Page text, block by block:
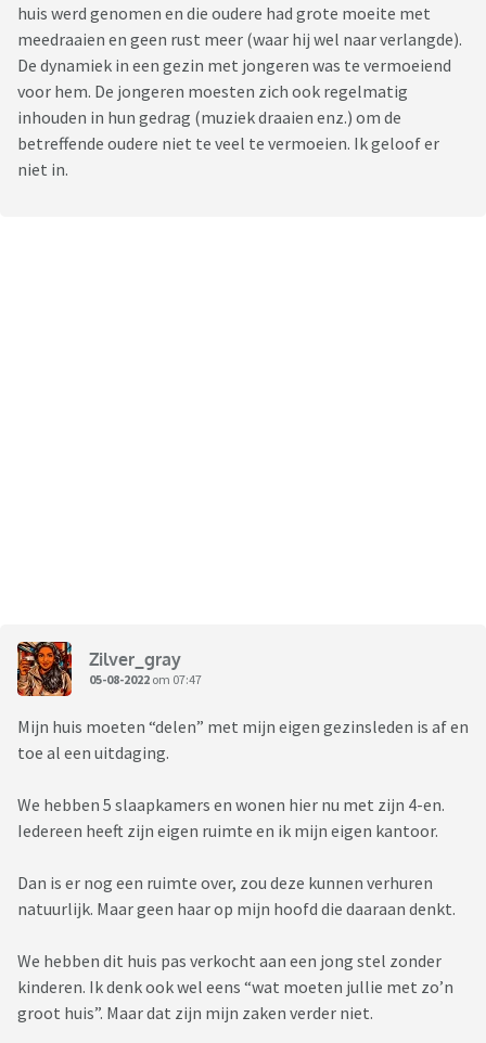
huis werd genomen en die oudere had grote moeite met
meedraaien en geen rust meer (waar hij wel naar verlangde).
De dynamiek in een gezin met jongeren was te vermoeiend
voor hem. De jongeren moesten zich ook regelmatig
inhouden in hun gedrag (muziek draaien enz.) om de
betreffende oudere niet te veel te vermoeien. Ik geloof er
niet in.
Zilver_gray
05-08-2022 om 07:47
Mijn huis moeten “delen” met mijn eigen gezinsleden is af en
toe al een uitdaging.
We hebben 5 slaapkamers en wonen hier nu met zijn 4-en.
Iedereen heeft zijn eigen ruimte en ik mijn eigen kantoor.
Dan is er nog een ruimte over, zou deze kunnen verhuren
natuurlijk. Maar geen haar op mijn hoofd die daaraan denkt.
We hebben dit huis pas verkocht aan een jong stel zonder
kinderen. Ik denk ook wel eens “wat moeten jullie met zo’n
groot huis”. Maar dat zijn mijn zaken verder niet.